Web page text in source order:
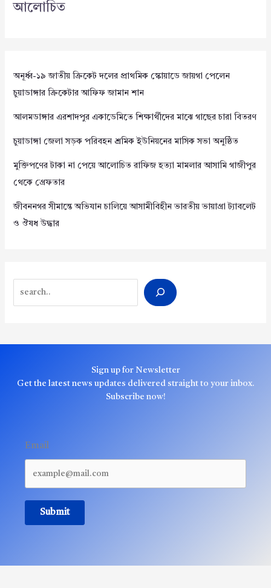
আলোচিত
অনূর্ধ্ব-১৯ জাতীয় ক্রিকেট দলের প্রাথমিক স্কোয়াডে জায়গা পেলেন
চুয়াডাঙ্গার ক্রিকেটার আফিফ জামান শান
আলমডাঙ্গার এরশাদপুর একাডেমিতে শিক্ষার্থীদের মাঝে গাছের চারা বিতরণ
চুয়াডাঙ্গা জেলা সড়ক পরিবহন শ্রমিক ইউনিয়নের মাসিক সভা অনুষ্ঠিত
মুক্তিপণের টাকা না পেয়ে আলোচিত রাফিজ হত্যা মামলার আসামি গাজীপুর
থেকে গ্রেফতার
জীবননগর সীমান্তে অভিযান চালিয়ে আসামীবিহীন ভারতীয় ভায়াগ্রা ট্যাবলেট
ও ঔষধ উদ্ধার
Sign up for Newsletter
Get the latest news updates delivered straight to your inbox.
Subscribe now!
Email
Submit